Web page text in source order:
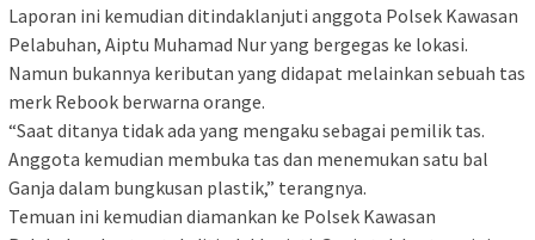
Laporan ini kemudian ditindaklanjuti anggota Polsek Kawasan
Pelabuhan, Aiptu Muhamad Nur yang bergegas ke lokasi.
Namun bukannya keributan yang didapat melainkan sebuah tas
merk Rebook berwarna orange.
“Saat ditanya tidak ada yang mengaku sebagai pemilik tas.
Anggota kemudian membuka tas dan menemukan satu bal
Ganja dalam bungkusan plastik,” terangnya.
Temuan ini kemudian diamankan ke Polsek Kawasan